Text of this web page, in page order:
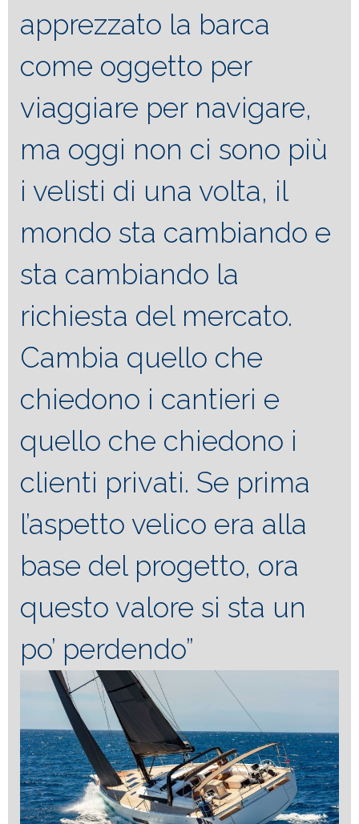
apprezzato la barca
come oggetto per
viaggiare per navigare,
ma oggi non ci sono più
i velisti di una volta, il
mondo sta cambiando e
sta cambiando la
richiesta del mercato.
Cambia quello che
chiedono i cantieri e
quello che chiedono i
clienti privati. Se prima
l’aspetto velico era alla
base del progetto, ora
questo valore si sta un
po’ perdendo”